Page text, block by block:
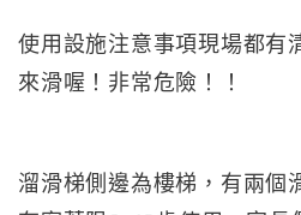
使用設施注意事項現場都有
來滑喔！非常危險！！
溜滑梯側邊為樓梯，有兩個